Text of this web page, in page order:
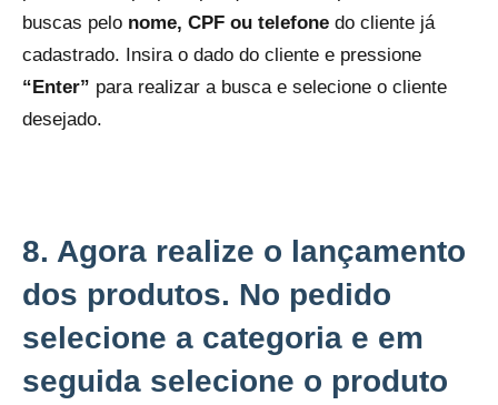
buscas pelo nome, CPF ou telefone do cliente já
cadastrado. Insira o dado do cliente e pressione
“Enter” para realizar a busca e selecione o cliente
desejado.
8. Agora realize o lançamento
dos produtos. No pedido
selecione a categoria e em
seguida selecione o produto